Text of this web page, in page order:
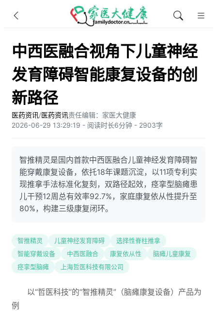
中西医融合视角下儿童神经
发育障碍智能康复设备的创
新路径
医药资讯/医药资讯责任编辑：家医大健康
2026-06-29 13:29:19 - 阅读时长6分钟 - 2903字
智推精灵是国内首款中西医融合儿童神经发育障碍智
能穿戴康复设备，依托18年课题沉淀，以11项专利实
现推拿手法标准化复刻，双路径起效，痉挛型脑瘫患
儿干预12周总有效率92.7%，家庭康复依从性提升至
80%，构建三级康复闭环。
智推精灵 儿童神经发育障碍
选择性脊柱推拿
智能穿戴设备
中西医融合 康复依从性
脑瘫儿童康复
痉挛型脑瘫
上海哲医科技有限公司
以“哲医科技”的“智推精灵”（脑瘫康复设备）产品为
例